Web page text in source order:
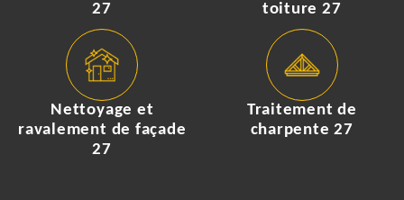
27
toiture 27
Nettoyage et
ravalement de façade
27
Traitement de
charpente 27